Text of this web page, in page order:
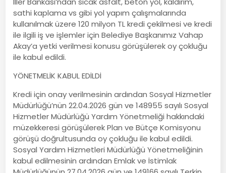
sathi kaplama vs gibi yol yapım çalışmalarında
kullanılmak üzere 120 milyon TL kredi çekilmesi ve kredi
ile ilgili iş ve işlemler için Belediye Başkanımız Vahap
Akay’a yetki verilmesi konusu görüşülerek oy çokluğu
ile kabul edildi.
YÖNETMELİK KABUL EDİLDİ
Kredi için onay verilmesinin ardından Sosyal Hizmetler
Müdürlüğü’nün 22.04.2026 gün ve 148955 sayılı Sosyal
Hizmetler Müdürlüğü Yardım Yönetmeliği hakkındaki
müzekkeresi görüşülerek Plan ve Bütçe Komisyonu
görüşü doğrultusunda oy çokluğu ile kabul edildi.
Sosyal Yardım Hizmetleri Müdürlüğü Yönetmeliğinin
kabul edilmesinin ardından Emlak ve İstimlak